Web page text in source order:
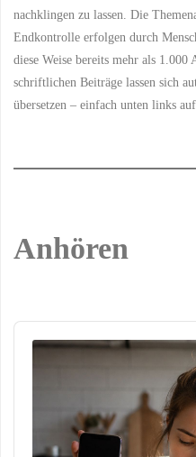
nachklingen zu lassen. Die
Endkontrolle erfolgen durch
diese Weise bereits mehr als
schriftlichen Beiträge lassen sich
übersetzen – einfach unten links
Anhören
Audio
Player